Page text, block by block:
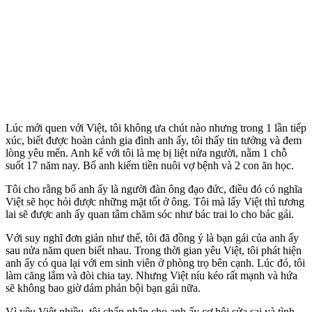
Lúc mới quen với Việt, tôi không ưa chút nào nhưng trong 1 lần tiếp
xúc, biết được hoàn cảnh gia đình anh ấy, tôi thấy tin tưởng và đem
lòng yêu mến. Anh kể với tôi là mẹ bị liệt nửa người, nằm 1 chỗ
suốt 17 năm nay. Bố anh kiếm tiền nuôi vợ bệnh và 2 con ăn học.
Tôi cho rằng bố anh ấy là người đàn ông đạo đức, điều đó có nghĩa
Việt sẽ học hỏi được những mặt tốt ở ông. Tôi mà lấy Việt thì tương
lai sẽ được anh ấy quan tâm chăm sóc như bác trai lo cho bác gái.
Với suy nghĩ đơn giản như thế, tôi đã đồng ý là bạn gái của anh ấy
sau nửa năm quen biết nhau. Trong thời gian yêu Việt, tôi phát hiện
anh ấy có qua lại với em sinh viên ở phòng trọ bên cạnh. Lúc đó, tôi
làm căng lắm và đòi chia tay. Nhưng Việt níu kéo rất mạnh và hứa
sẽ không bao giờ dám phản bội bạn gái nữa.